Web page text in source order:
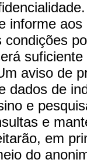
informe
condições
aviso de
dados de
e
e
em
do